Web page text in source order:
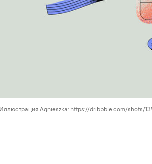
Иллюстрация Agnieszka: https://dribbble.com/shots/